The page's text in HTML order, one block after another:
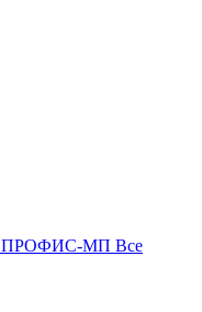
ПРОФИС-МП Все